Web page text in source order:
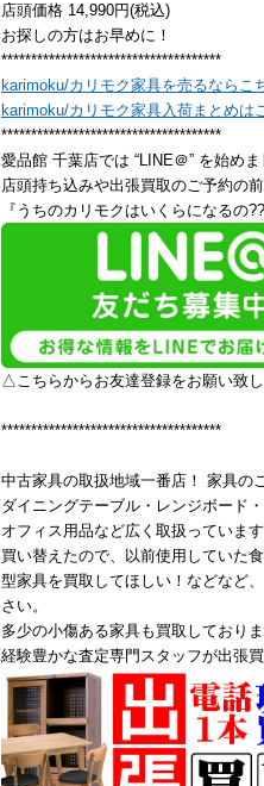
店頭価格 14,990円(税込)
お探しの方はお早めに！
*************************************
karimoku/カリモク家具を売るならこ
karimoku/カリモク家具入荷まとめは
*************************************
愛品館 千葉店では “LINE＠” を始めま
店頭持ち込みや出張買取のご予約の
『うちのカリモクはいくらになるの
△こちらからお友達登録をお願い致
*************************************
中古家具の取扱地域一番店！ 家具の
ダイニングテーブル・レンジボード
オフィス用品など広く取扱っています
買い替えたので、以前使用していた
型家具を買取してほしい！などなど
さい。
多少の小傷ある家具も買取しており
経験豊かな査定専門スタッフが出張